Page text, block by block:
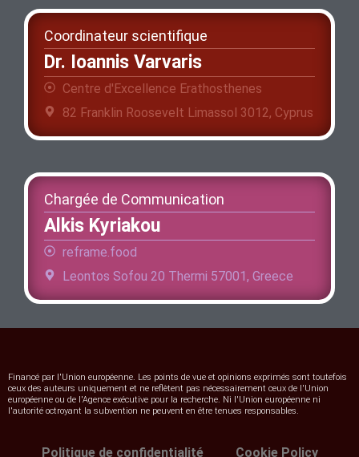
Coordinateur scientifique
Dr. Ioannis Varvaris
Centre d'Excellence Erathosthenes
82 Franklin Roosevelt Limassol 3012, Cyprus
Chargée de Communication
Alkis Kyriakou
reframe.food
Leontos Sofou 20 Thermi 57001, Greece
Financé par l'Union européenne. Les points de vue et opinions exprimés sont toutefois
ceux des auteurs uniquement et ne reflètent pas nécessairement ceux de l'Union
européenne ou de l'Agence exécutive pour la recherche. Ni l'Union européenne ni
l'autorité octroyant la subvention ne peuvent en être tenues responsables.
Politique de confidentialité Cookie Policy